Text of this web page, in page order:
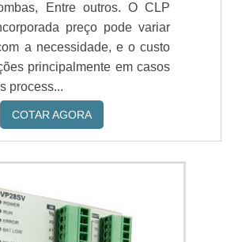
Entre outros. O CLP
preço pode variar
a necessidade, e o custo
principalmente em casos
process...
COTAR AGORA